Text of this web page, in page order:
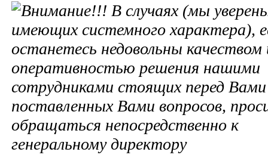
В случаях (мы
имеющих системного характера),
останетесь недовольны качеством
оперативностью решения нашими
сотрудниками стоящих перед Вами
поставленных Вами вопросов,
обращаться непосредственно к
генеральному директору